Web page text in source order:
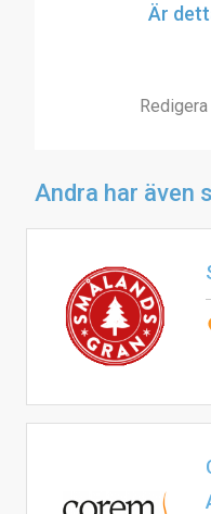
Är
Andra har även